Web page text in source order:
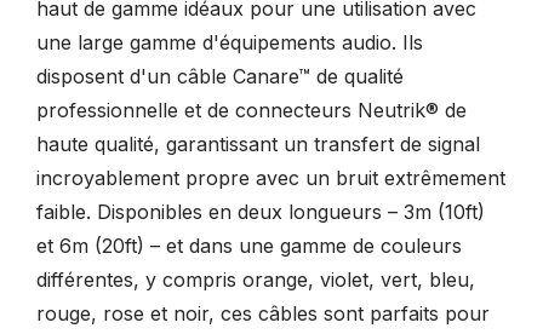
haut de gamme idéaux pour une utilisation avec
une large gamme d'équipements audio. Ils
disposent d'un câble Canare™ de qualité
professionnelle et de connecteurs Neutrik® de
haute qualité, garantissant un transfert de signal
incroyablement propre avec un bruit extrêmement
faible. Disponibles en deux longueurs – 3m (10ft)
et 6m (20ft) – et dans une gamme de couleurs
différentes, y compris orange, violet, vert, bleu,
rouge, rose et noir, ces câbles sont parfaits pour